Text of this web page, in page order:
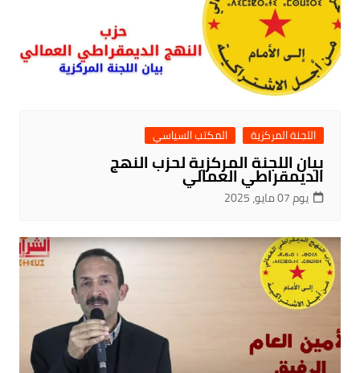
اللجنة المركزية المكتب السياسي
بيان اللجنة المركزية لحزب النهج
الديمقراطي العمالي
يوم 07 مايو، 2025